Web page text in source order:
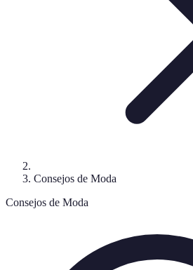
Consejos de Moda
Consejos de Moda